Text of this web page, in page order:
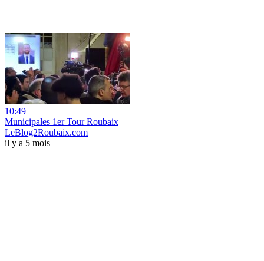
10:49
Municipales 1er Tour Roubaix
LeBlog2Roubaix.com
il y a 5 mois